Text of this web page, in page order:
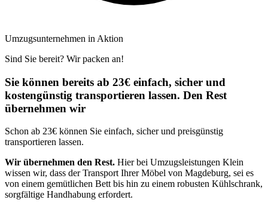
Umzugsunternehmen in Aktion
Sind Sie bereit? Wir packen an!
Sie können bereits ab 23€ einfach, sicher und
kostengünstig transportieren lassen. Den Rest
übernehmen wir
Schon ab 23€ können Sie einfach, sicher und preisgünstig
transportieren lassen.
Wir übernehmen den Rest. Hier bei Umzugsleistungen Klein
wissen wir, dass der Transport Ihrer Möbel von Magdeburg, sei es
von einem gemütlichen Bett bis hin zu einem robusten Kühlschrank,
sorgfältige Handhabung erfordert.